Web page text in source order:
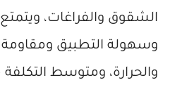
الشقوق والفراغات،
وسهولة التطبيق ومقاومة